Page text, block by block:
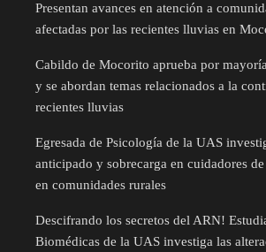
Presentan avances en atención a
afectadas por las recientes lluvias en
Cabildo de Mocorito aprueba por
y se abordan temas relacionados a la
recientes lluvias
Egresada de Psicología de la UAS
anticipado y sobrecarga en cuidadores
en comunidades rurales
Descifrando los secretos del ARN!
Biomédicas de la UAS investiga las